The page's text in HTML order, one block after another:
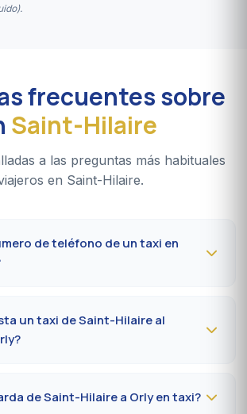
frecuentes sobre
Saint-Hilaire
a las preguntas más habituales
en Saint-Hilaire.
de teléfono de un taxi en
por SMS en menos de 30 minutos;
entre 10 y 20 minutos.
un taxi de Saint-Hilaire al
Tarifa al taxímetro oficial
de Saint-Hilaire a Orly en taxi?